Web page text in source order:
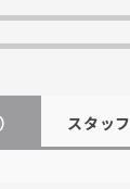
スタッ